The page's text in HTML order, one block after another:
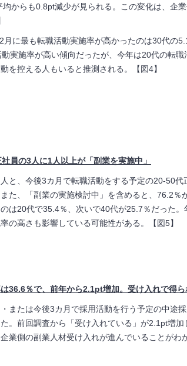
均からも0.8pt減少が見られる。この変化は、企
月に最も転職活動実施率が高かったのは30代の
実施率が高い傾向だったが、今年は20代の転職
を控える人もいると推測される。【図4】
員の3人に1人以上が「副業を実施中」
と、今後3カ月で転職活動をする予定の20-50代
た、「副業の実施検討中」を含めると、 76.2％
は20代で35.4％、次いで40代が25.7％だった。
の高さも影響している可能性がある。【図5】
36.6％で、前年から2.1pt増加。受け入れで得ら
または今後3カ月で採用活動を行う予定の中途
。前回調査から「受け入れている」が2.1pt増加
業側の副業人材受け入れが進んでいることが